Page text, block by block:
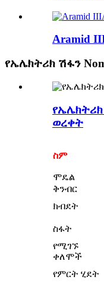
Aramid
የኤሌክትሪክ ሽፋን
የኤሌክትሪክ
ወረቀት
ስም
ሞዴል
ቅንብር
ክብደት
ስፋት
የሚገኙ
ቀለሞች
የምርት ሂደት